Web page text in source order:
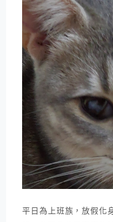
平日為上班族，放假化